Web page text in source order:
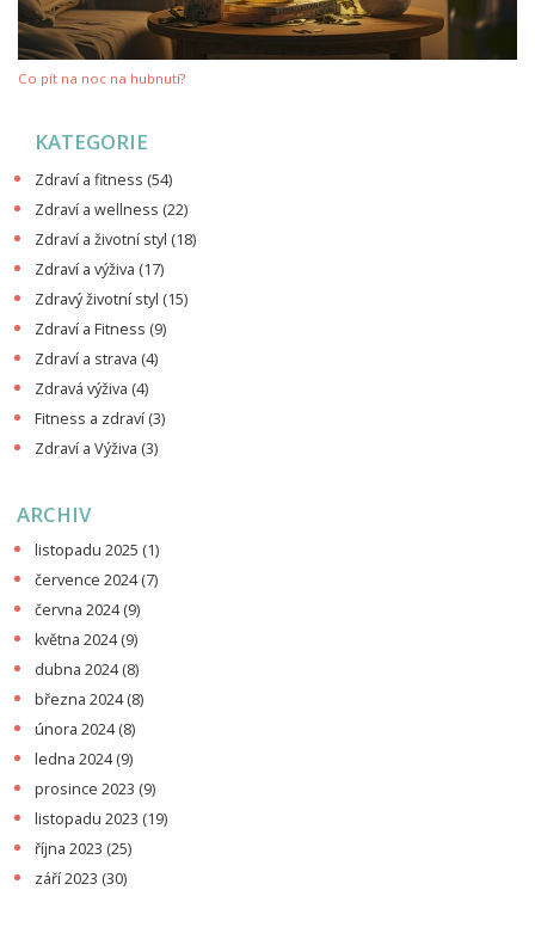
Co pít na noc na hubnutí?
KATEGORIE
Zdraví a fitness (54)
Zdraví a wellness (22)
Zdraví a životní styl (18)
Zdraví a výživa (17)
Zdravý životní styl (15)
Zdraví a Fitness (9)
Zdraví a strava (4)
Zdravá výživa (4)
Fitness a zdraví (3)
Zdraví a Výživa (3)
ARCHIV
listopadu 2025 (1)
července 2024(7)
června 2024(9)
května 2024(9)
dubna 2024(8)
března 2024(8)
února 2024(8)
ledna 2024(9)
prosince 2023 (9)
listopadu 2023 (19)
října 2023 (25)
září 2023 (30)